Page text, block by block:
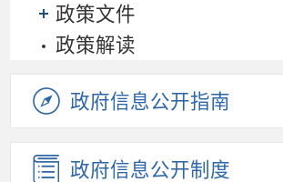
政策文件
政策解读
政府信息公开指南
政府信息公开制度